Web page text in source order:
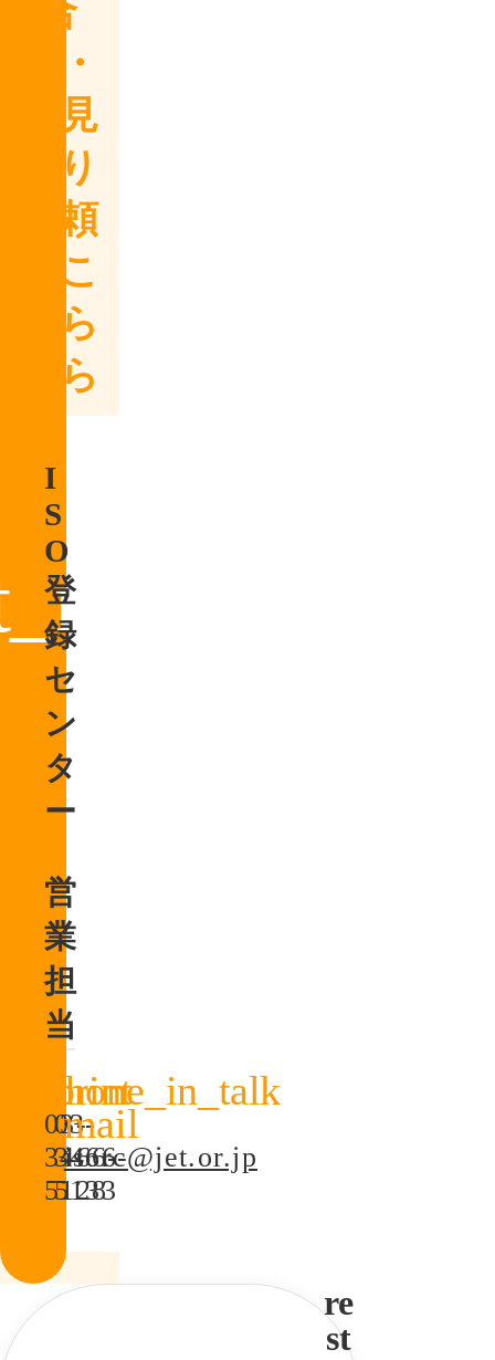
合
せ・
お見
積り
依頼
はこ
ちら
から
I
S
O
登
録
セ
ン
タ
ー
営
業
担
当
03-
3466-
5128
03-
3466-
5133
isorc@jet.or.jp